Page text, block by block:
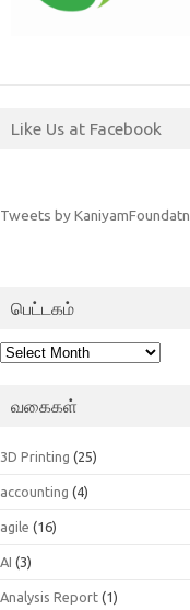
Like Us at Facebook
Tweets by KaniyamFoundatn
பெட்டகம்
பெட்டகம்
வகைகள்
3D Printing (25)
accounting (4)
agile (16)
AI (3)
Analysis Report (1)